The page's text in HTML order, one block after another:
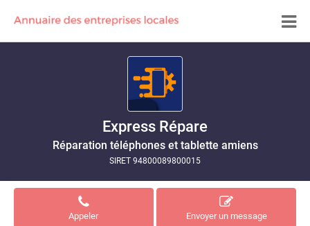
Express Répare
Réparation téléphones et tablette amiens
SIRET 94800089800015
Appeler Envoyer un message